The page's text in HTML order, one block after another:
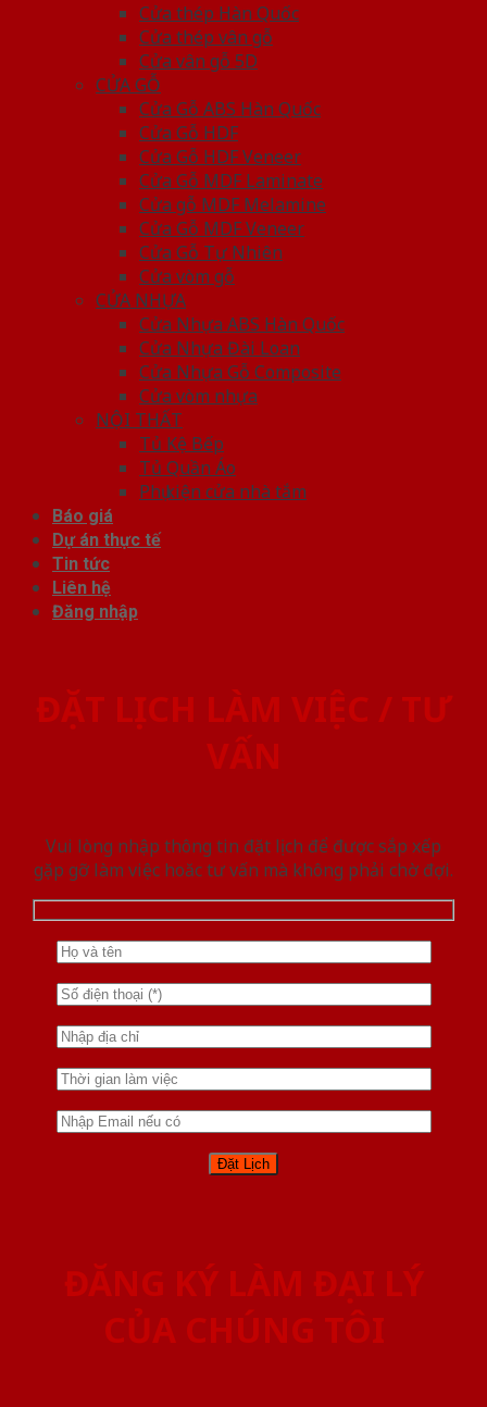
Cửa thép Hàn Quốc
Cửa thép vân gỗ
Cửa vân gỗ 5D
CỬA GỖ
Cửa Gỗ ABS Hàn Quốc
Cửa Gỗ HDF
Cửa Gỗ HDF Veneer
Cửa Gỗ MDF Laminate
Cửa gỗ MDF Melamine
Cửa Gỗ MDF Veneer
Cửa Gỗ Tự Nhiên
Cửa vòm gỗ
CỬA NHỰA
Cửa Nhựa ABS Hàn Quốc
Cửa Nhựa Đài Loan
Cửa Nhựa Gỗ Composite
Cửa vòm nhựa
NỘI THẤT
Tủ Kệ Bếp
Tủ Quần Áo
Phụ kiện cửa nhà tắm
Báo giá
Dự án thực tế
Tin tức
Liên hệ
Đăng nhập
ĐẶT LỊCH LÀM VIỆC / TƯ
VẤN
Vui lòng nhập thông tin đặt lịch để được sắp xếp
gặp gỡ làm việc hoăc tư vấn mà không phải chờ đợi.
ĐĂNG KÝ LÀM ĐẠI LÝ
CỦA CHÚNG TÔI